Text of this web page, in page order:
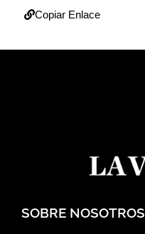
Copiar Enlace
SOBRE NOSOTROS